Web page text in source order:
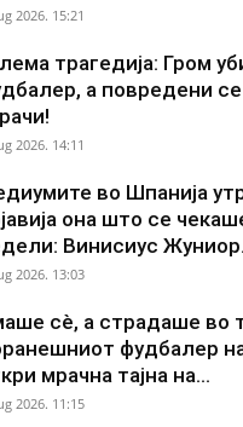
2026. 15:21
трагедија: Гром
а повредени
2026. 14:11
во Шпанија
она што се
Винисиус
2026. 13:03
сè, а страдаше во
фудбалер
мрачна тајна на...
2026. 11:15